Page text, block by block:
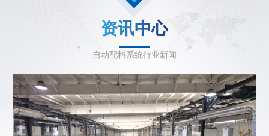
资讯中心
自动配料系统行业新闻